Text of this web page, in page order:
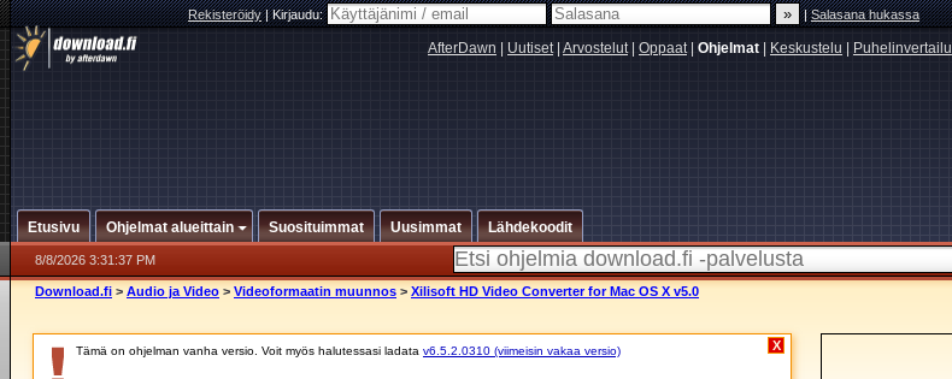
Rekisteröidy|Kirjaudu: |Salasana hukassa
AfterDawn Uutiset| Arvostelut| Oppaat| Ohjelmat Keskustelu Puhelinvertailu
Etusivu Ohjelmat alueittain Suosituimmat Uusimmat Lähdekoodit
8/8/2026 3:31:37 PM
Download.fi > Audio ja Video > Videoformaatin muunnos > Xilisoft HD Video Converter for Mac OS X v5.0
Tämä on ohjelman vanha versio. Voit myös halutessasi ladata v6.5.2.0310 (viimeisin vakaa versio) X